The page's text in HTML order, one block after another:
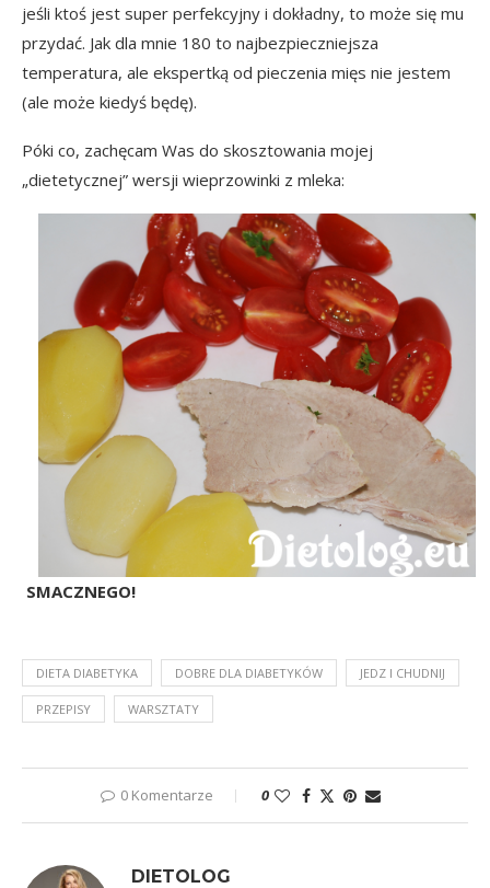
jeśli ktoś jest super perfekcyjny i dokładny, to może się mu
przydać. Jak dla mnie 180 to najbezpieczniejsza
temperatura, ale ekspertką od pieczenia mięs nie jestem
(ale może kiedyś będę).
Póki co, zachęcam Was do skosztowania mojej
„dietetycznej” wersji wieprzowinki z mleka:
SMACZNEGO!
DIETA DIABETYKA DOBRE DLA DIABETYKÓW JEDZ I CHUDNIJ
PRZEPISY WARSZTATY
0 Komentarze 0
DIETOLOG